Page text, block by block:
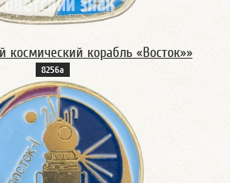
космический корабль «Восток»»
8256а